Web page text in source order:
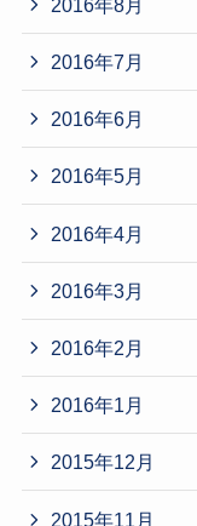
2016年8月
2016年7月
2016年6月
2016年5月
2016年4月
2016年3月
2016年2月
2016年1月
2015年12月
2015年11月